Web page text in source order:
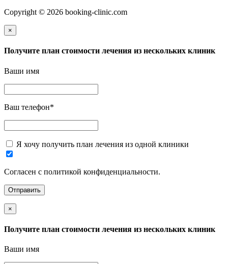
Copyright © 2026 booking-clinic.com
×
Получите план стоимости лечения из нескольких клиник
Ваши имя
Ваш телефон*
Я хочу получить план лечения из одной клиники
Согласен с политикой конфиденциальности.
×
Получите план стоимости лечения из нескольких клиник
Ваши имя